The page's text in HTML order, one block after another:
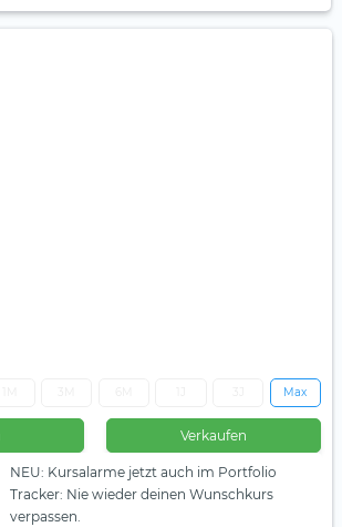
Max
Verkaufen
NEU: Kursalarme jetzt auch im Portfolio
Tracker: Nie wieder deinen Wunschkurs
verpassen.